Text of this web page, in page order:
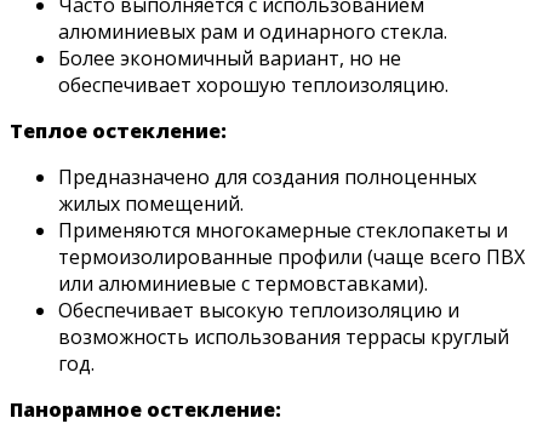
Часто выполняется с использованием
алюминиевых рам и одинарного стекла.
Более экономичный вариант, но не
обеспечивает хорошую теплоизоляцию.
Теплое остекление:
Предназначено для создания полноценных
жилых помещений.
Применяются многокамерные стеклопакеты и
термоизолированные профили (чаще всего ПВХ
или алюминиевые с термовставками).
Обеспечивает высокую теплоизоляцию и
возможность использования террасы круглый
год.
Панорамное остекление: